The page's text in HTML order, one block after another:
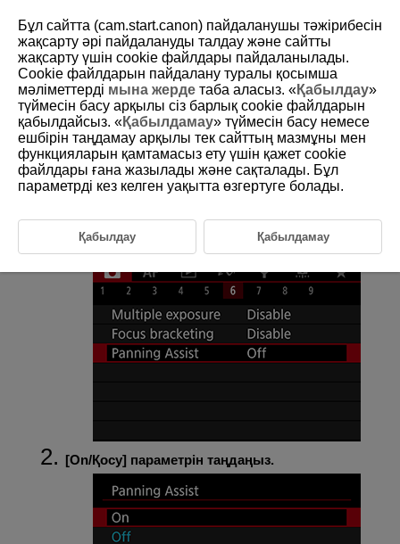
D146-219
Панорамалау көмекшісі
Камераның шайқалуы мен нысан бұлыңғырлығын тіркелген
үйлесімді объективтермен панорамалау кезінде түзетуге болады. [
] немесе [
] режиміне қолданылады.
:Panning Assist Панорамалау көмекшісі
параметрін таңдаңыз.
[On/Қосу] параметрін таңдаңыз.
Бұл сайтта (cam.start.canon) пайдаланушы тәжірибесін
жақсарту әрі пайдалануды талдау және сайтты
жақсарту үшін сookie файлдары пайдаланылады.
Cookie файлдарын пайдалану туралы қосымша
мәліметтерді мына жерде таба аласыз. «Қабылдау»
түймесін басу арқылы сіз барлық cookie файлдарын
қабылдайсыз. «Қабылдамау» түймесін басу немесе
ешбірін таңдамау арқылы тек сайттың мазмұны мен
функцияларын қамтамасыз ету үшін қажет cookie
файлдары ғана жазылады және сақталады. Бұл
параметрді кез келген уақытта өзгертуге болады.
Қабылдау Қабылдамау